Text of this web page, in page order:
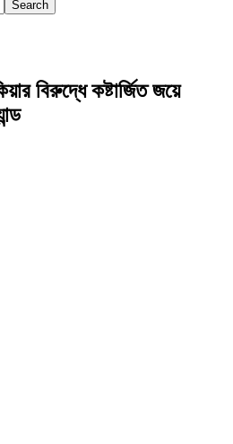
বিরুদ্ধে কষ্টার্জিত জয়ে